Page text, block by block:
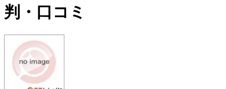
判・口コミ